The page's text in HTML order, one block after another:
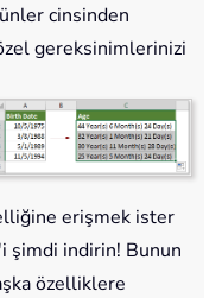
cinsinden
gereksinimlerinizi
erişmek ister
'i şimdi indirin! Bunun
özelliklere